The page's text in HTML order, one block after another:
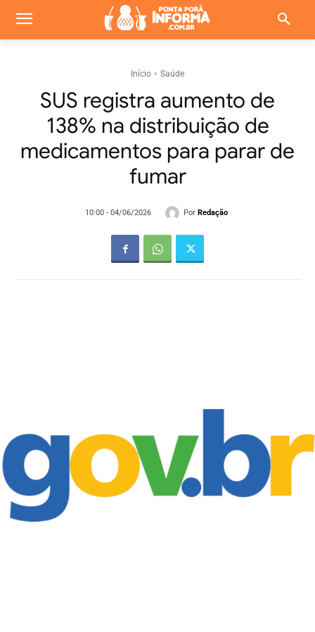
Início Saúde
SUS registra aumento de
138% na distribuição de
medicamentos para parar de
fumar
10:00 - 04/06/2026 Por Redação